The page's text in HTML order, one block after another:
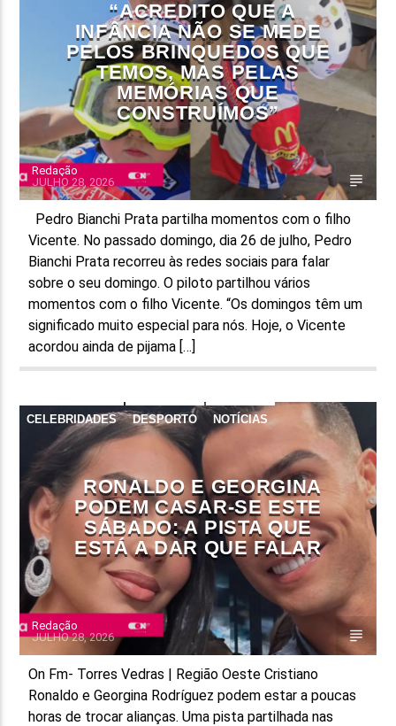
“ACREDITO QUE A
INFÂNCIA NÃO SE MEDE
PELOS BRINQUEDOS QUE
TEMOS, MAS PELAS
MEMÓRIAS QUE
CONSTRUÍMOS”
Redação
JULHO 28, 2026
Pedro Bianchi Prata partilha momentos com o filho
Vicente. No passado domingo, dia 26 de julho, Pedro
Bianchi Prata recorreu às redes sociais para falar
sobre o seu domingo. O piloto partilhou vários
momentos com o filho Vicente. “Os domingos têm um
significado muito especial para nós. Hoje, o Vicente
acordou ainda de pijama […]
CELEBRIDADES DESPORTO NOTÍCIAS
REDES SOCIAIS
RONALDO E GEORGINA
PODEM CASAR-SE ESTE
SÁBADO: A PISTA QUE
ESTÁ A DAR QUE FALAR
Redação
JULHO 28, 2026
On Fm- Torres Vedras | Região Oeste Cristiano
Ronaldo e Georgina Rodríguez podem estar a poucas
horas de trocar alianças. Uma pista partilhada nas